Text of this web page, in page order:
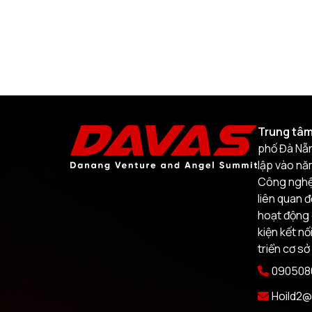
Trung
phố Đà
lập vào
Công
liên quan
hoạt động
kiện kết
triển cơ